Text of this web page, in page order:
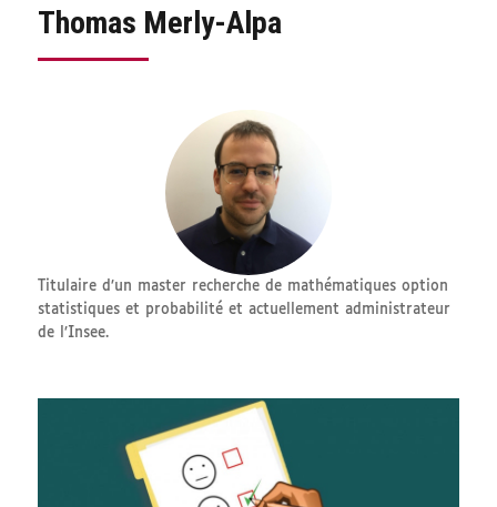
Thomas Merly-Alpa
Titulaire d’un master recherche de mathématiques option
statistiques et probabilité et actuellement administrateur
de l’Insee.